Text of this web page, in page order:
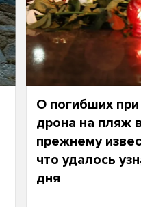
О погибших
дрона на пляж
прежнему
что удалось
дня